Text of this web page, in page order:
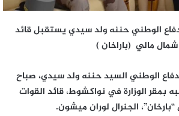
الوطني حننه ولد سيدي يستقبل قائد
مالي (باراخان )
الوطني السيد حننه ولد سيدي، صباح
بمقر الوزارة في نواكشوط، قائد القوات
الجنرال لوران ميشون.